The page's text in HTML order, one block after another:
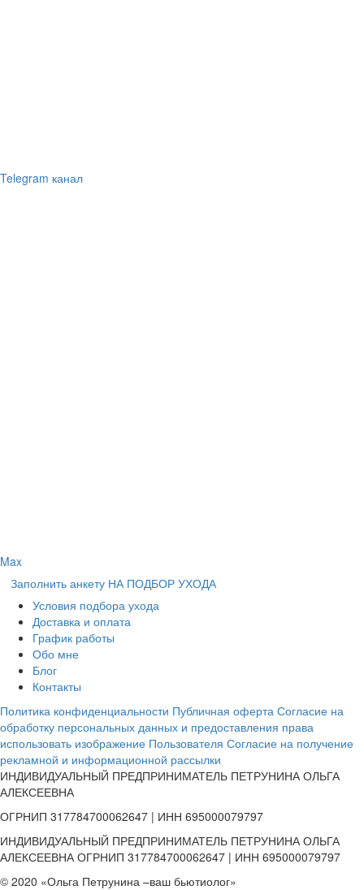
Telegram канал
Max
Заполнить анкету НА ПОДБОР УХОДА
Условия подбора ухода
Доставка и оплата
График работы
Обо мне
Блог
Контакты
Политика конфиденциальности Публичная оферта Согласие на
обработку персональных данных и предоставления права
использовать изображение Пользователя Согласие на получение
рекламной и информационной рассылки
ИНДИВИДУАЛЬНЫЙ ПРЕДПРИНИМАТЕЛЬ ПЕТРУНИНА ОЛЬГА
АЛЕКСЕЕВНА
ОГРНИП 317784700062647 | ИНН 695000079797
ИНДИВИДУАЛЬНЫЙ ПРЕДПРИНИМАТЕЛЬ ПЕТРУНИНА ОЛЬГА
АЛЕКСЕЕВНА ОГРНИП 317784700062647 | ИНН 695000079797
© 2020 «Ольга Петрунина –ваш бьютиолог»